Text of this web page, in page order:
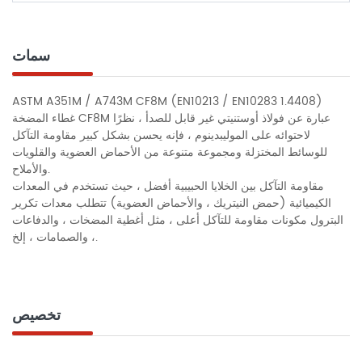
سمات
ASTM A351M / A743M CF8M (EN10213 / EN10283 1.4408)
غطاء المضخة CF8M عبارة عن فولاذ أوستنيتي غير قابل للصدأ ، نظرًا
لاحتوائه على الموليبدينوم ، فإنه يحسن بشكل كبير مقاومة التآكل
للوسائط المختزلة ومجموعة متنوعة من الأحماض العضوية والقلويات
والأملاح.
مقاومة التآكل بين الخلايا الحبيبية أفضل ، حيث تستخدم في المعدات
الكيميائية (حمض النيتريك ، والأحماض العضوية) تتطلب معدات تكرير
البترول مكونات مقاومة للتآكل أعلى ، مثل أغطية المضخات ، والدفاعات
، والصمامات ، إلخ.
تخصيص